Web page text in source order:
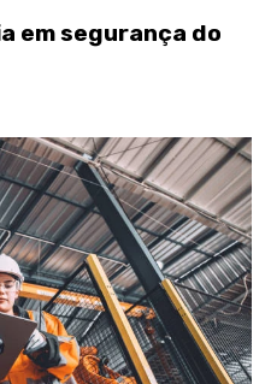
EM SEGURANÇA DO
em segurança do